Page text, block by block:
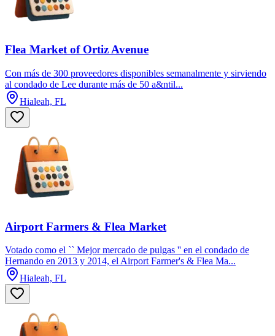
Flea Market of Ortiz Avenue
Con más de 300 proveedores disponibles semanalmente y sirviendo
al condado de Lee durante más de 50 a&ntil...
Hialeah, FL
Airport Farmers & Flea Market
Votado como el `` Mejor mercado de pulgas '' en el condado de
Hernando en 2013 y 2014, el Airport Farmer's & Flea Ma...
Hialeah, FL